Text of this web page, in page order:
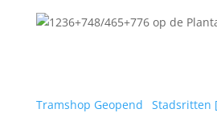
Tramshop Geopend Stadsritten